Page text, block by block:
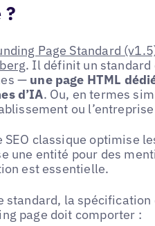
?
Page Standard
. Il définit un
— une page HTML
d’IA. Ou, en termes
ou
SEO classique optimise
une entité pour des
est essentielle.
standard, la
page doit comporter :